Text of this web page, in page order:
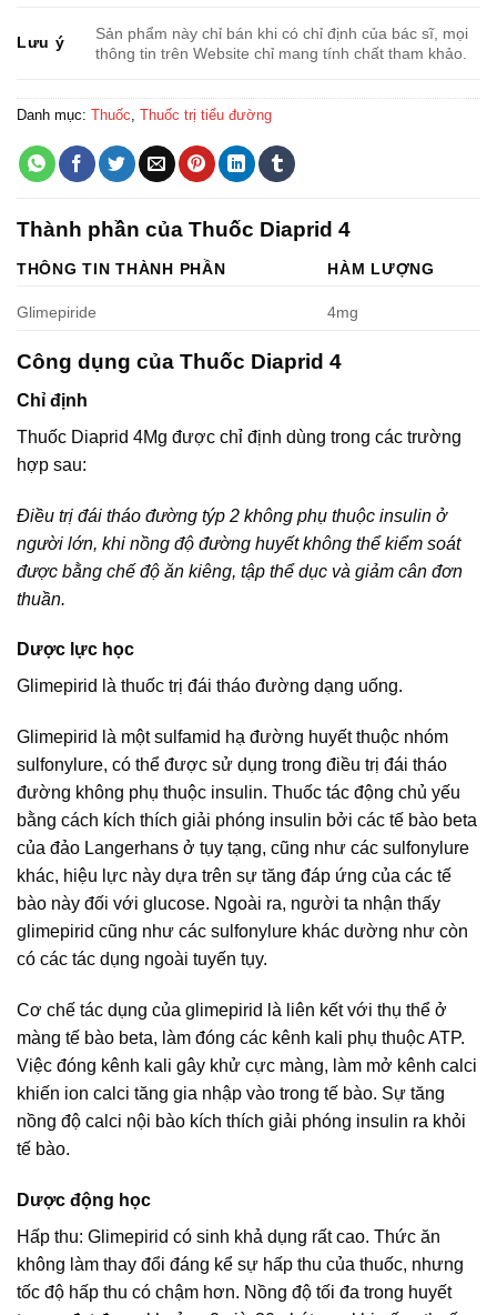
Lưu ý
Sản phẩm này chỉ bán khi có chỉ định của bác sĩ, mọi
thông tin trên Website chỉ mang tính chất tham khảo.
Danh mục: Thuốc Thuốc trị tiểu đường
Thành phần của Thuốc Diaprid 4
THÔNG TIN THÀNH PHẦN HÀM LƯỢNG
Glimepiride 4mg
Công dụng của Thuốc Diaprid 4
Chỉ định
Thuốc Diaprid 4Mg được chỉ định dùng trong các trường
hợp sau:
Điều trị đái tháo đường týp 2 không phụ thuộc insulin ở
người lớn, khi nồng độ đường huyết không thể kiểm soát
được bằng chế độ ăn kiêng, tập thể dục và giảm cân đơn
thuần.
Dược lực học
Glimepirid là thuốc trị đái tháo đường dạng uống.
Glimepirid là một sulfamid hạ đường huyết thuộc nhóm
sulfonylure, có thể được sử dụng trong điều trị đái tháo
đường không phụ thuộc insulin. Thuốc tác động chủ yếu
bằng cách kích thích giải phóng insulin bởi các tế bào beta
của đảo Langerhans ở tụy tạng, cũng như các sulfonylure
khác, hiệu lực này dựa trên sự tăng đáp ứng của các tế
bào này đối với glucose. Ngoài ra, người ta nhận thấy
glimepirid cũng như các sulfonylure khác dường như còn
có các tác dụng ngoài tuyến tụy.
Cơ chế tác dụng của glimepirid là liên kết với thụ thể ở
màng tế bào beta, làm đóng các kênh kali phụ thuộc ATP.
Việc đóng kênh kali gây khử cực màng, làm mở kênh calci
khiến ion calci tăng gia nhập vào trong tế bào. Sự tăng
nồng độ calci nội bào kích thích giải phóng insulin ra khỏi
tế bào.
Dược động học
Hấp thu: Glimepirid có sinh khả dụng rất cao. Thức ăn
không làm thay đổi đáng kể sự hấp thu của thuốc, nhưng
tốc độ hấp thu có chậm hơn. Nồng độ tối đa trong huyết